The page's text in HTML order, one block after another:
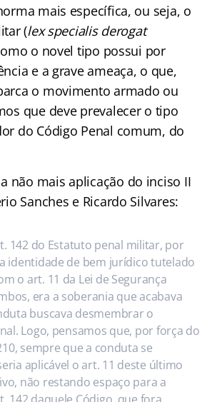
mais específica, ou seja, o
(lex specialis derogat
o novel tipo possui por
e a grave ameaça, o que,
o movimento armado ou
que deve prevalecer o tipo
do Código Penal comum, do
não mais aplicação do inciso II
Sanches e Ricardo Silvares:
142 do Estatuto penal militar, por
identidade de bem jurídico tutelado
o art. 11 da Lei de Segurança
era a soberania que acabava
buscava desmembrar o
Logo, pensamos que, por força do
sempre que a conduta se
aplicável o art. 11 deste último
não restando espaço para a